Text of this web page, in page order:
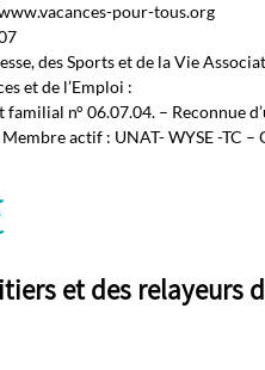
pour-tous.org
des Sports et de la Vie
et de l’Emploi :
n° 06.07.04. –
actif : UNAT- WYSE -TC –
et des